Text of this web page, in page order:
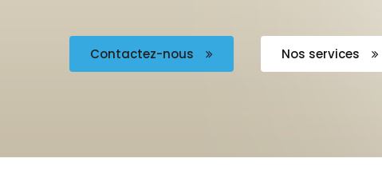
Contactez-nous Nos services